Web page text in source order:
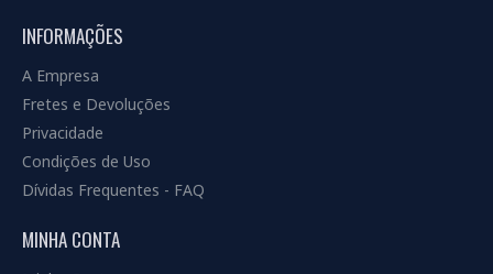
INFORMAÇÕES
A Empresa
Fretes e Devoluções
Privacidade
Condições de Uso
Dívidas Frequentes - FAQ
MINHA CONTA